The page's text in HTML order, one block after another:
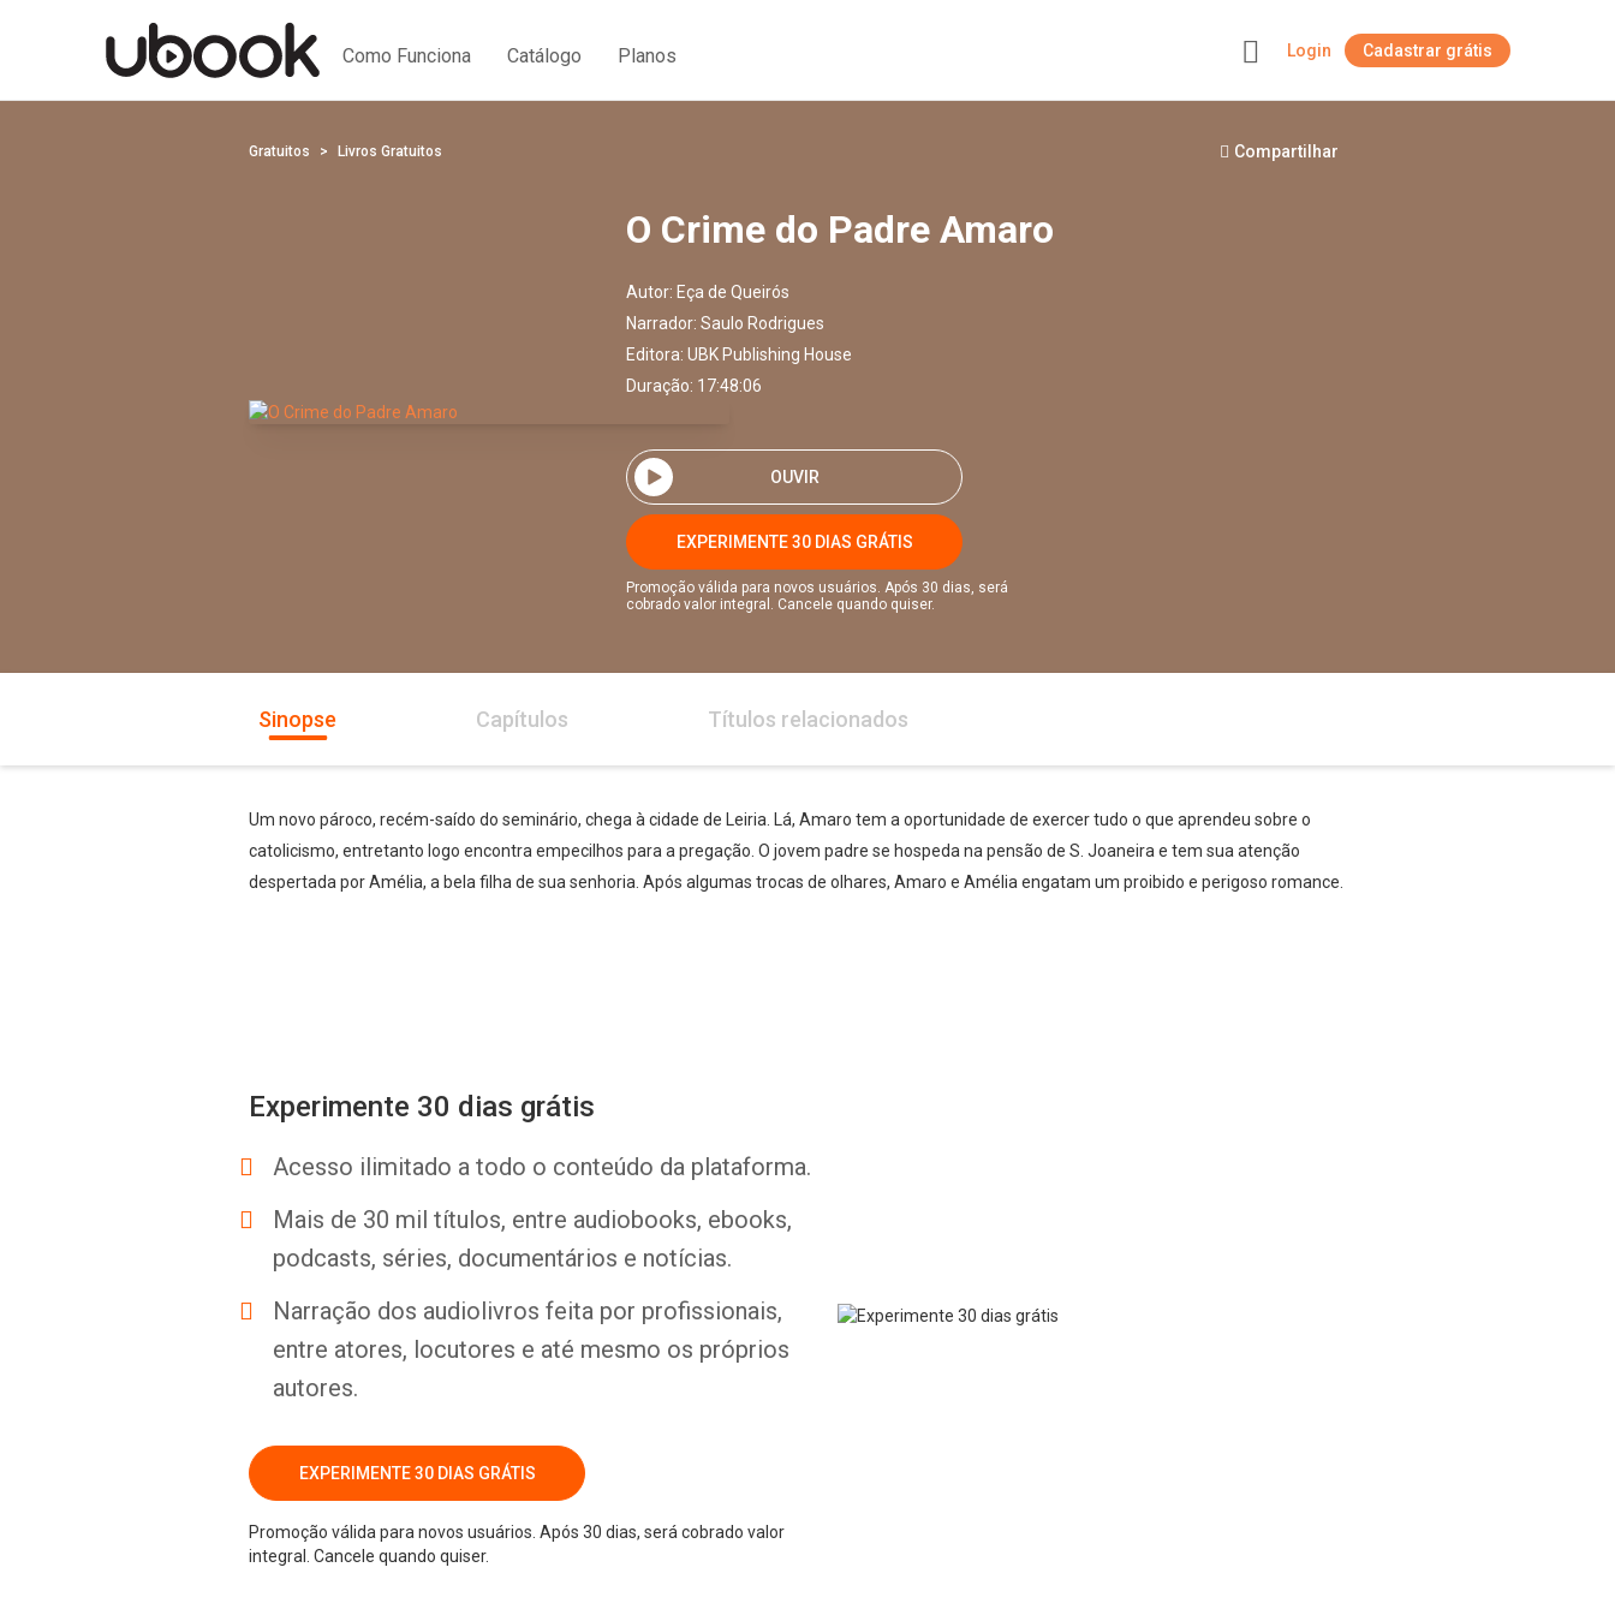
Como Funciona Catálogo Planos Login Cadastrar grátis
Gratuitos Livros Gratuitos Compartilhar
O Crime do Padre Amaro
Autor: Eça de Queirós
Narrador: Saulo Rodrigues
Editora: UBK Publishing House
Duração: 17:48:06
OUVIR
EXPERIMENTE 30 DIAS GRÁTIS
Promoção válida para novos usuários. Após 30 dias, será
cobrado valor integral. Cancele quando quiser.
Sinopse Capítulos Títulos relacionados
Um novo pároco, recém-saído do seminário, chega à cidade de Leiria. Lá, Amaro tem a oportunidade de exercer tudo o que aprendeu sobre o
catolicismo, entretanto logo encontra empecilhos para a pregação. O jovem padre se hospeda na pensão de S. Joaneira e tem sua atenção
despertada por Amélia, a bela filha de sua senhoria. Após algumas trocas de olhares, Amaro e Amélia engatam um proibido e perigoso romance.
Experimente 30 dias grátis
Acesso ilimitado a todo o conteúdo da plataforma.
Mais de 30 mil títulos, entre audiobooks, ebooks,
podcasts, séries, documentários e notícias.
Narração dos audiolivros feita por profissionais,
entre atores, locutores e até mesmo os próprios
autores.
EXPERIMENTE 30 DIAS GRÁTIS
Promoção válida para novos usuários. Após 30 dias, será cobrado valor
integral. Cancele quando quiser.